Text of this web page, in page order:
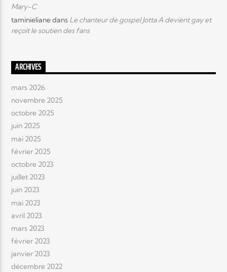
Elyon Live
Elyon Kids
Mary-C
taminielianedans Le chanteur de gospel Jotta A devient gay et
reçoit le soutien des fans
ARCHIVES
mars 2026
novembre 2025
octobre 2025
juin 2025
mai 2025
février 2025
octobre 2023
juillet 2023
juin 2023
mai 2023
avril 2023
mars 2023
février 2023
janvier 2023
décembre 2022